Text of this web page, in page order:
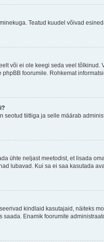
Teatud kuudel võivad
või ei ole keegi seda veel
foorumile. Rohkemat
seotud tiitliga ja selle määrab
ühte neljast meetodist, et lisada
lubavad. Kui sa ei saa kasutada
kindlaid kasutajaid, näiteks
saada. Enamik foorumite